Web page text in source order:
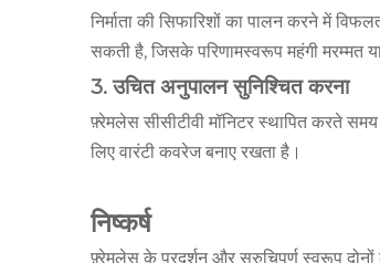
निर्माता की सिफारिशों का पालन करने में
सकती है, जिसके परिणामस्वरूप महंगी मरम्मत
3. उचित अनुपालन सुनिश्चित करना
फ़्रेमलेस सीसीटीवी मॉनिटर स्थापित करते
लिए वारंटी कवरेज बनाए रखता है।
निष्कर्ष
फ़्रेमलेस के प्रदर्शन और सुरुचिपूर्ण स्वरूप दोनों